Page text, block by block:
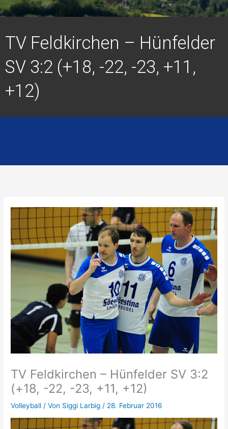
TV Feldkirchen – Hünfelder
SV 3:2 (+18, -22, -23, +11,
+12)
TV Feldkirchen – Hünfelder SV 3:2
(+18, -22, -23, +11, +12)
Volleyball / Von Siggi Larbig / 28. Februar 2016